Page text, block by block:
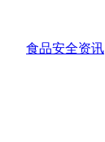
食品安全资讯